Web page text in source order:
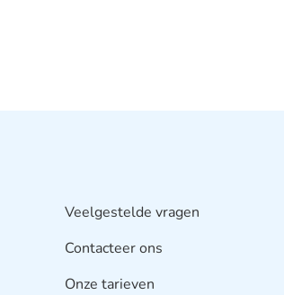
Veelgestelde vragen
Contacteer ons
Onze tarieven